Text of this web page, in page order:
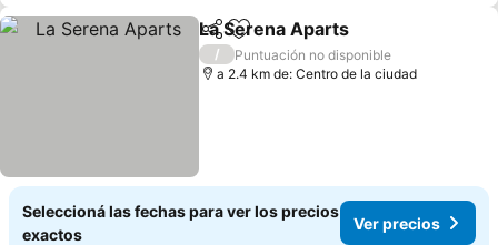
CompartirAñadir a favoritos
La Serena Aparts
/
Puntuación no disponible
a 2.4 km de: Centro de la ciudad
Seleccioná las fechas para ver los precios
exactos
Ver precios